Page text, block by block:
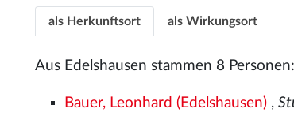
als Herkunftsort als Wirkungsort
Aus Edelshausen stammen 8 Personen:
Bauer, Leonhard (Edelshausen) ,